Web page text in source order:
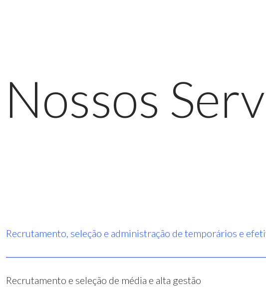
Nossos
Recrutamento, seleção e administração de temporários e
Recrutamento e seleção de média e alta gestão